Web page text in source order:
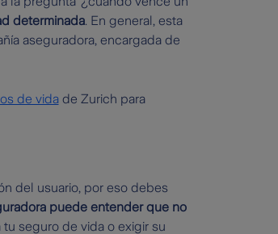
determinada. En general, esta
aseguradora, encargada de
de vidade Zurich para
del usuario, por eso debes
puede entender que no
seguro de vida o exigir su